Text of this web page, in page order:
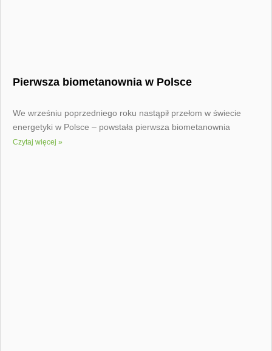
Pierwsza biometanownia w Polsce
We wrześniu poprzedniego roku nastąpił przełom w świecie
energetyki w Polsce – powstała pierwsza biometanownia
Czytaj więcej »